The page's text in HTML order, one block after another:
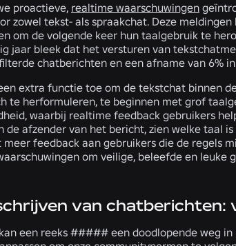
proactieve, realtime waarschuwingen
zowel tekst- als spraakchat. Deze
om de volgende keer hun taalgebruik te
jaar bleek dat het versturen van
chatberichten en een afname van 6%
extra functie toe om de tekstchat binnen
te herformuleren, te beginnen met grof
waarbij realtime feedback gebruikers
de afzender van het bericht, zien welke taal
feedback aan gebruikers die de regels
om veilige, beleefde en leuke
van chatberichten:
een reeks ##### een doodlopende weg